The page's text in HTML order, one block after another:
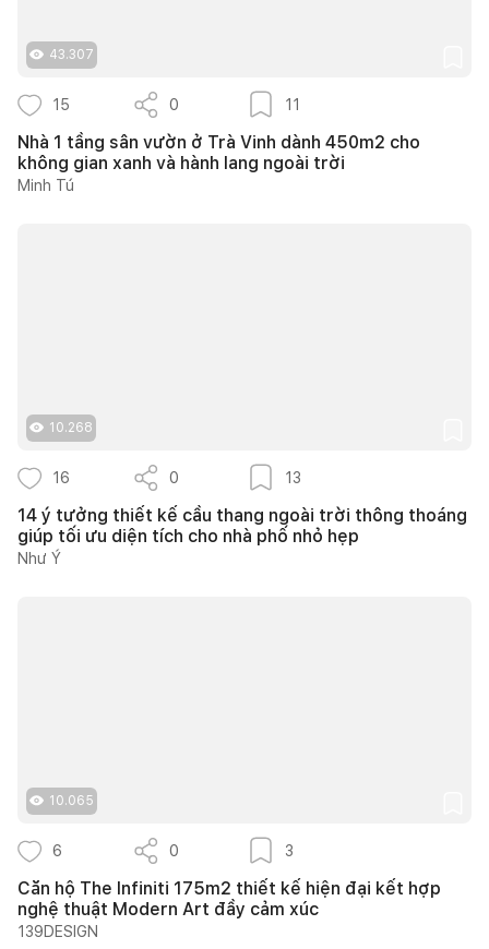
43.307
15 0 11
Nhà 1 tầng sân vườn ở Trà Vinh dành 450m2 cho
không gian xanh và hành lang ngoài trời
Minh Tú
10.268
16 0 13
14 ý tưởng thiết kế cầu thang ngoài trời thông thoáng
giúp tối ưu diện tích cho nhà phố nhỏ hẹp
Như Ý
10.065
6 0 3
Căn hộ The Infiniti 175m2 thiết kế hiện đại kết hợp
nghệ thuật Modern Art đầy cảm xúc
139DESIGN